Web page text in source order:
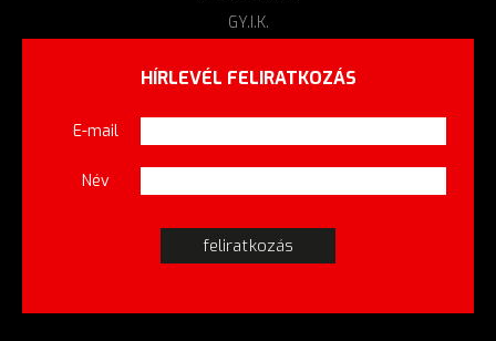
GY.I.K.
HÍRLEVÉL FELIRATKOZÁS
E-mail
Név